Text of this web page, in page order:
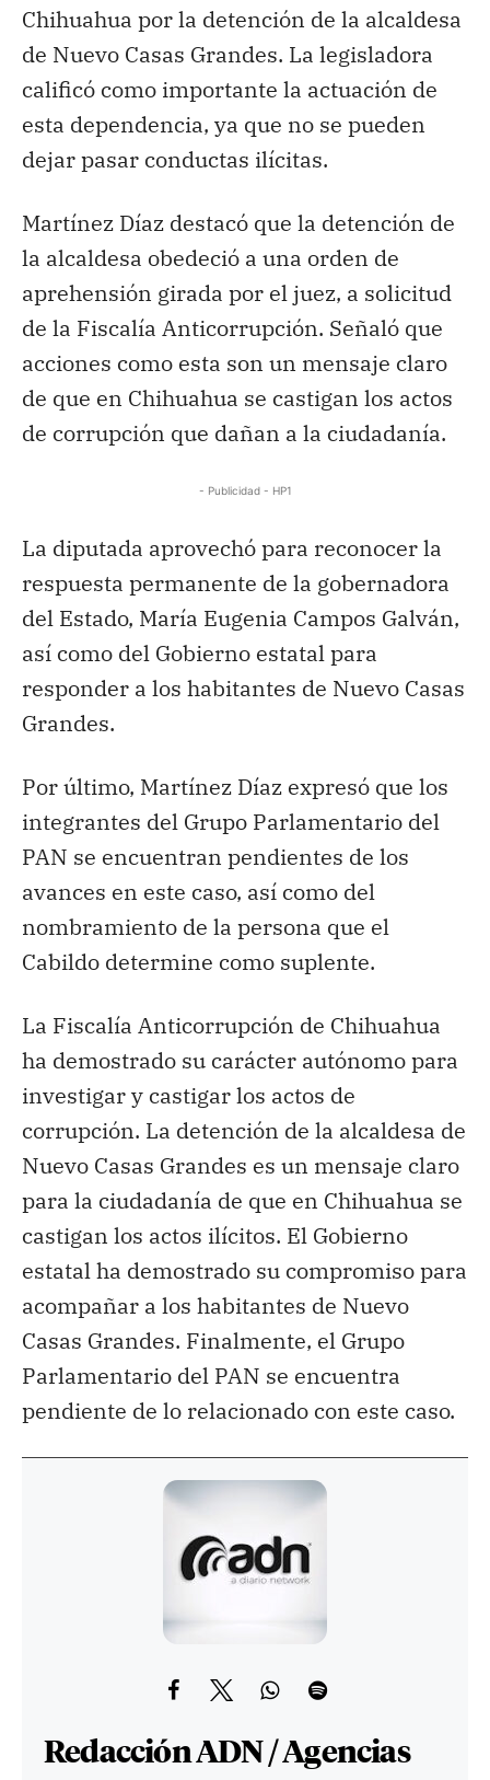
Chihuahua por la detención de la alcaldesa
de Nuevo Casas Grandes. La legisladora
calificó como importante la actuación de
esta dependencia, ya que no se pueden
dejar pasar conductas ilícitas.
Martínez Díaz destacó que la detención de
la alcaldesa obedeció a una orden de
aprehensión girada por el juez, a solicitud
de la Fiscalía Anticorrupción. Señaló que
acciones como esta son un mensaje claro
de que en Chihuahua se castigan los actos
de corrupción que dañan a la ciudadanía.
- Publicidad - HP1
La diputada aprovechó para reconocer la
respuesta permanente de la gobernadora
del Estado, María Eugenia Campos Galván,
así como del Gobierno estatal para
responder a los habitantes de Nuevo Casas
Grandes.
Por último, Martínez Díaz expresó que los
integrantes del Grupo Parlamentario del
PAN se encuentran pendientes de los
avances en este caso, así como del
nombramiento de la persona que el
Cabildo determine como suplente.
La Fiscalía Anticorrupción de Chihuahua
ha demostrado su carácter autónomo para
investigar y castigar los actos de
corrupción. La detención de la alcaldesa de
Nuevo Casas Grandes es un mensaje claro
para la ciudadanía de que en Chihuahua se
castigan los actos ilícitos. El Gobierno
estatal ha demostrado su compromiso para
acompañar a los habitantes de Nuevo
Casas Grandes. Finalmente, el Grupo
Parlamentario del PAN se encuentra
pendiente de lo relacionado con este caso.
Redacción ADN / Agencias